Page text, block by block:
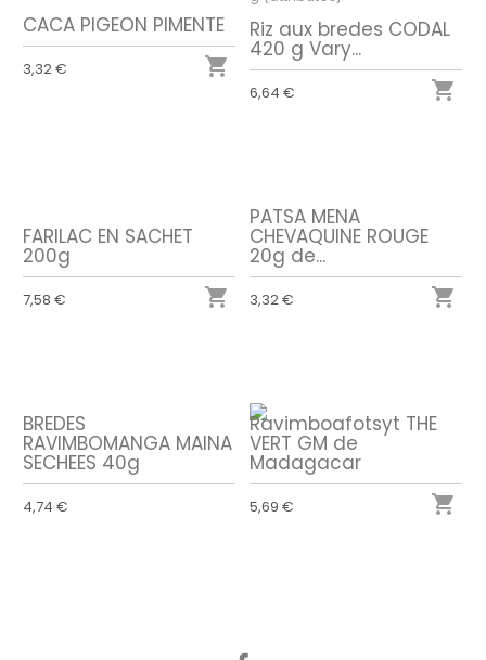
CACA PIGEON PIMENTE
3,32 € 
Riz aux bredes CODAL
420 g Vary...
6,64 € 
FARILAC EN SACHET
200g
7,58 € 
PATSA MENA
CHEVAQUINE ROUGE
20g de...
3,32 € 
BREDES
RAVIMBOMANGA MAINA
SECHEES 40g
4,74 €
Ravimboafotsyt THE
VERT GM de
Madagacar
5,69 € 